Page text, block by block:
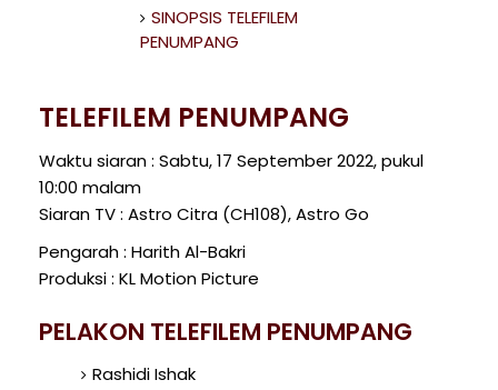
SINOPSIS TELEFILEM
PENUMPANG
TELEFILEM PENUMPANG
Waktu siaran : Sabtu, 17 September 2022, pukul
10:00 malam
Siaran TV : Astro Citra (CH108), Astro Go
Pengarah : Harith Al-Bakri
Produksi : KL Motion Picture
PELAKON TELEFILEM PENUMPANG
Rashidi Ishak